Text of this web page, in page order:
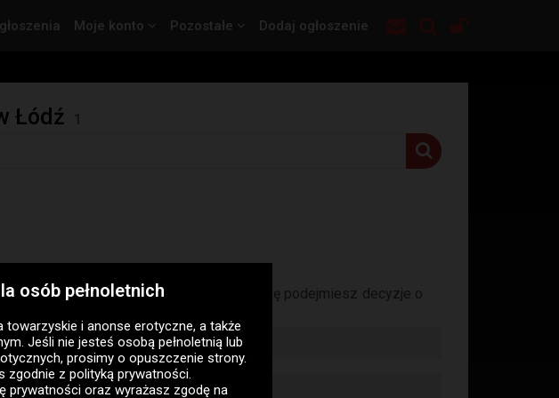
Moje konto Pozostałe Dodaj ogłoszenie
Łódź 1
dalej napisz proszę. wyślę moją fotkę podejmiesz decyzje o
uważam...
osób pełnoletnich
towarzyskie i anonse erotyczne, a także
Jeśli nie jesteś osobą pełnoletnią lub
prosimy o opuszczenie strony.
zgodnie z polityką prywatności.
prywatności oraz wyrażasz zgodę na